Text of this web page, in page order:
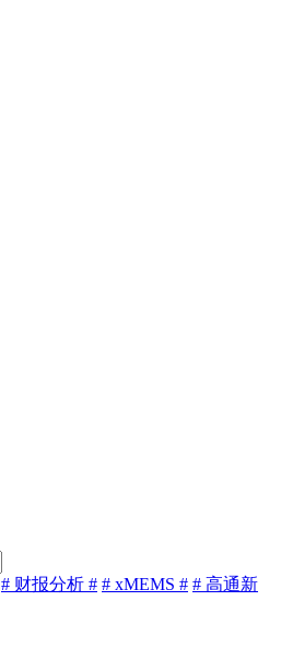
# 财报分析 # # xMEMS # # 高通新